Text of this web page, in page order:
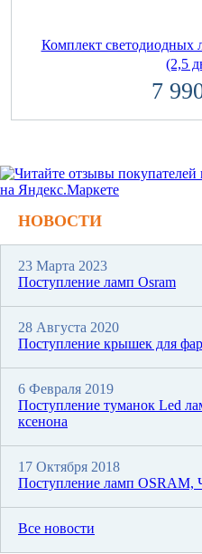
Комплект светодиодных
(2,5
7
НОВОСТИ
23 Марта 2023
Поступление ламп Osram
28 Августа 2020
Поступление крышек для
6 Февраля 2019
Поступление туманок Led
ксенона
17 Октября 2018
Поступление ламп OSRAM,
Все новости